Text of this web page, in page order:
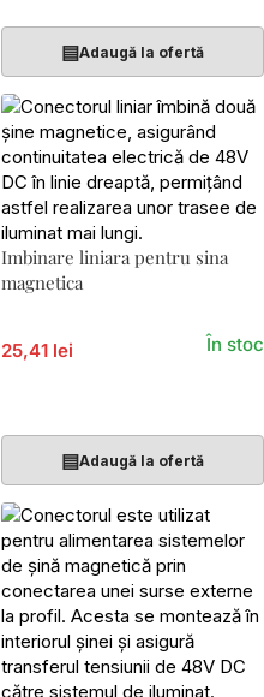
▤Adaugă la ofertă
Imbinare liniara pentru sina
magnetica
25,41 lei În stoc
▤Adaugă la ofertă